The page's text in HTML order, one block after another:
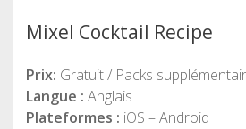
Mixel Cocktail Recipe
Prix: Gratuit / Packs
Langue : Anglais
Plateformes : iOS – Android